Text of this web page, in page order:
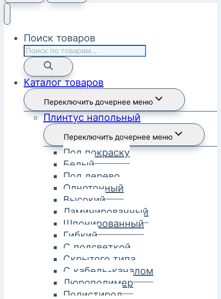
Поиск товаров
Каталог товаров
Переключить дочернее меню
Плинтус напольный
Переключить дочернее меню
Под покраску
Белый
Под дерево
Однотонный
Высокий
Ламинированный
Шпонированный
Гибкий
С подсветкой
Скрытого типа
С кабель-каналом
Дюрополимер
Полистирол